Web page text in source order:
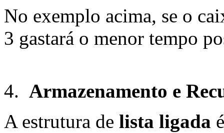
No exemplo acima, se o
3 gastará o menor tempo
4. Armazenamento e
A estrutura de lista ligada